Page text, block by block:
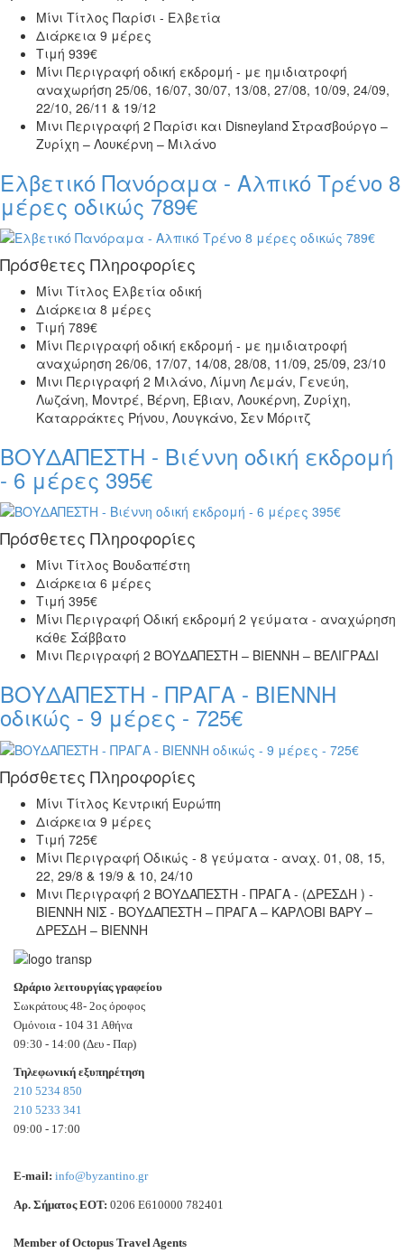
Μίνι Τίτλος Παρίσι - Ελβετία
Διάρκεια 9 μέρες
Τιμή 939€
Μίνι Περιγραφή οδική εκδρομή - με ημιδιατροφή
αναχωρήση 25/06, 16/07, 30/07, 13/08, 27/08, 10/09, 24/09,
22/10, 26/11 & 19/12
Μινι Περιγραφή 2 Παρίσι και Disneyland Στρασβούργο –
Ζυρίχη – Λουκέρνη – Μιλάνο
Ελβετικό Πανόραμα - Αλπικό Τρένο 8
μέρες οδικώς 789€
Πρόσθετες Πληροφορίες
Μίνι Τίτλος Ελβετία οδική
Διάρκεια 8 μέρες
Τιμή 789€
Μίνι Περιγραφή οδική εκδρομή - με ημιδιατροφή
αναχώρηση 26/06, 17/07, 14/08, 28/08, 11/09, 25/09, 23/10
Μινι Περιγραφή 2 Μιλάνο, Λίμνη Λεμάν, Γενεύη,
Λωζάνη, Μοντρέ, Βέρνη, Εβιαν, Λουκέρνη, Ζυρίχη,
Καταρράκτες Ρήνου, Λουγκάνο, Σεν Μόριτζ
ΒΟΥΔΑΠΕΣΤΗ - Βιέννη οδική εκδρομή
- 6 μέρες 395€
Πρόσθετες Πληροφορίες
Μίνι Τίτλος Βουδαπέστη
Διάρκεια 6 μέρες
Τιμή 395€
Μίνι Περιγραφή Οδική εκδρομή 2 γεύματα - αναχώρηση
κάθε Σάββατο
Μινι Περιγραφή 2 ΒΟΥΔΑΠΕΣΤΗ – ΒΙΕΝΝΗ – ΒΕΛΙΓΡΑΔΙ
ΒΟΥΔΑΠΕΣΤΗ - ΠΡΑΓΑ - ΒΙΕΝΝΗ
οδικώς - 9 μέρες - 725€
Πρόσθετες Πληροφορίες
Μίνι Τίτλος Κεντρική Ευρώπη
Διάρκεια 9 μέρες
Τιμή 725€
Μίνι Περιγραφή Οδικώς - 8 γεύματα - αναχ. 01, 08, 15,
22, 29/8 & 19/9 & 10, 24/10
Μινι Περιγραφή 2 ΒΟΥΔΑΠΕΣΤΗ - ΠΡΑΓΑ - (ΔΡΕΣΔΗ ) -
ΒΙΕΝΝΗ ΝΙΣ - ΒΟΥΔΑΠΕΣΤΗ – ΠΡΑΓΑ – ΚΑΡΛΟΒΙ ΒΑΡΥ –
ΔΡΕΣΔΗ – ΒΙΕΝΝΗ
Ωράριο λειτουργίας γραφείου
Σωκράτους 48- 2ος όροφος
Ομόνοια - 104 31 Αθήνα
09:30 - 14:00 (Δευ - Παρ)
Τηλεφωνική εξυπηρέτηση
210 5234 850
210 5233 341
09:00 - 17:00
E-mail: info@byzantino.gr
Αρ. Σήματος ΕΟΤ: 0206 Ε610000 782401
Member of Octopus Travel Agents